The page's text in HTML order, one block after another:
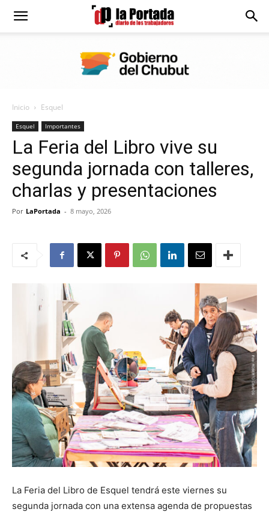
Diario
Portada
Inicio Esquel
Esquel Importantes
La Feria del Libro vive su
segunda jornada con talleres,
charlas y presentaciones
Por LaPortada - 8 mayo, 2026
La Feria del Libro de Esquel tendrá este viernes su
segunda jornada con una extensa agenda de propuestas